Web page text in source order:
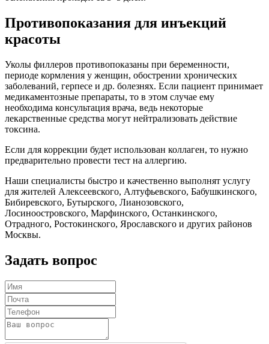
Противопоказания для инъекций
красоты
Уколы филлеров противопоказаны при беременности,
периоде кормления у женщин, обострении хронических
заболеваний, герпесе и др. болезнях. Если пациент принимает
медикаментозные препараты, то в этом случае ему
необходима консультация врача, ведь некоторые
лекарственные средства могут нейтрализовать действие
токсина.
Если для коррекции будет использован коллаген, то нужно
предварительно провести тест на аллергию.
Наши специалисты быстро и качественно выполнят услугу
для жителей Алексеевского, Алтуфьевского, Бабушкинского,
Бибиревского, Бутырского, Лианозовского,
Лосиноостровского, Марфинского, Останкинского,
Отрадного, Ростокинского, Ярославского и других районов
Москвы.
Задать вопрос